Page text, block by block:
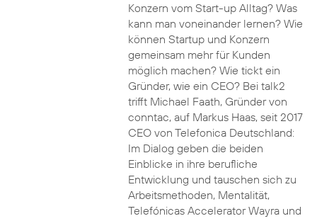
Konzern vom Start-up Alltag? Was
kann man voneinander lernen? Wie
können Startup und Konzern
gemeinsam mehr für Kunden
möglich machen? Wie tickt ein
Gründer, wie ein CEO? Bei talk2
trifft Michael Faath, Gründer von
conntac, auf Markus Haas, seit 2017
CEO von Telefonica Deutschland:
Im Dialog geben die beiden
Einblicke in ihre berufliche
Entwicklung und tauschen sich zu
Arbeitsmethoden, Mentalität,
Telefónicas Accelerator Wayra und